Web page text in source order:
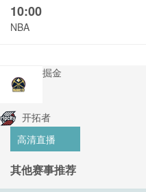
10:00
NBA
掘金
开拓者
高清直播
其他赛事推荐